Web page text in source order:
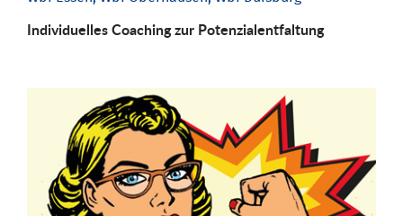
Individuelles Coaching zur Potenzialentfaltung